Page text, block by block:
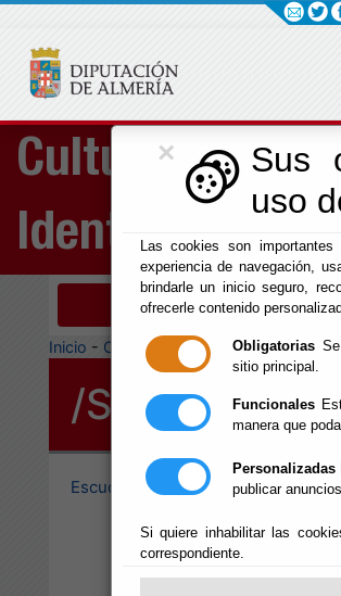
×
Sus
uso
Las cookies son
experiencia de navegación,
brindarle un inicio seguro,
ofrecerle contenido
ObligatoriasSe
sitio principal.
Funcionales
manera que
Personalizadas
publicar
Si quiere inhabilitar las
correspondiente.
Cultura, Cine e
Identidad
Menú Cultura
Inicio - Cultura y Cine -
/Servicios/
Escuchar